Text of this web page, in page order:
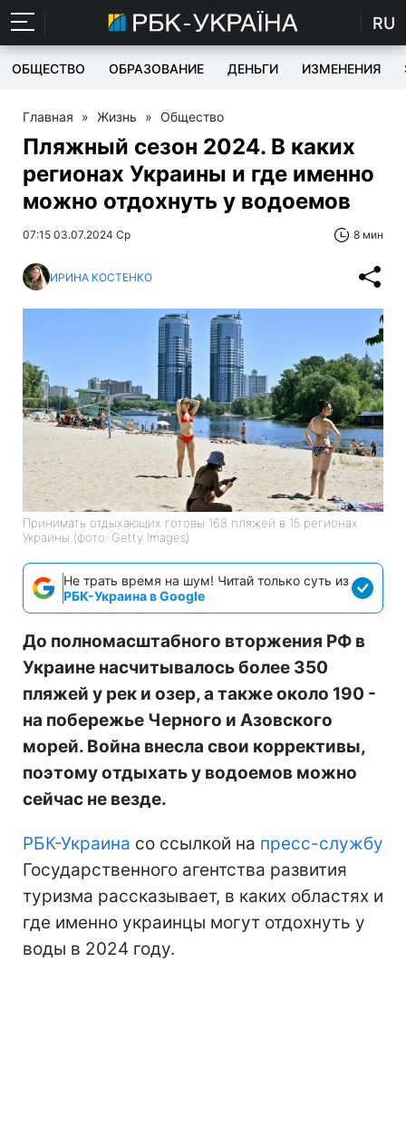
RU
ОБЩЕСТВО ОБРАЗОВАНИЕ ДЕНЬГИ ИЗМЕНЕНИЯ
Главная » Жизнь » Общество
Пляжный сезон 2024. В каких
регионах Украины и где именно
можно отдохнуть у водоемов
07:15 03.07.2024 Ср 8 мин
ИРИНА КОСТЕНКО
Принимать отдыхающих готовы 168 пляжей в 15 регионах
Украины (фото: Getty Images)
Не трать время на шум! Читай только суть из
РБК-Украина в Google
До полномасштабного вторжения РФ в
Украине насчитывалось более 350
пляжей у рек и озер, а также около 190 -
на побережье Черного и Азовского
морей. Война внесла свои коррективы,
поэтому отдыхать у водоемов можно
сейчас не везде.
РБК-Украина со ссылкой на пресс-службу
Государственного агентства развития
туризма рассказывает, в каких областях и
где именно украинцы могут отдохнуть у
воды в 2024 году.